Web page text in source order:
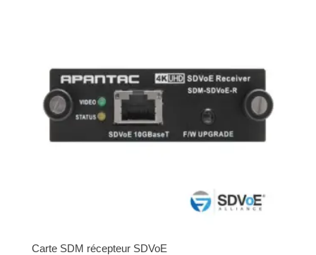
Carte SDM récepteur SDVoE